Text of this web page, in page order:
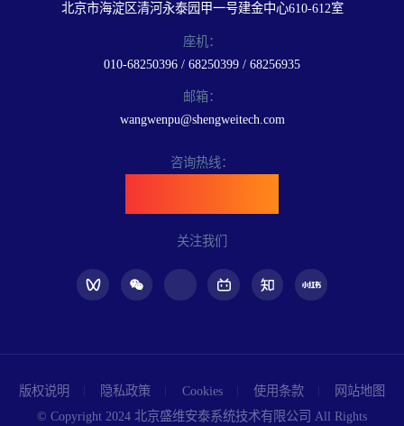
北京市海淀区清河永泰园甲一号建金中心610-612室
座机：
010-68250396 / 68250399 / 68256935
邮箱：
wangwenpu@shengweitech.com
咨询热线：
关注我们
版权说明 隐私政策 Cookies 使用条款
网站地图
© Copyright 2024 北京盛维安泰系统技术有限公司 All Rights